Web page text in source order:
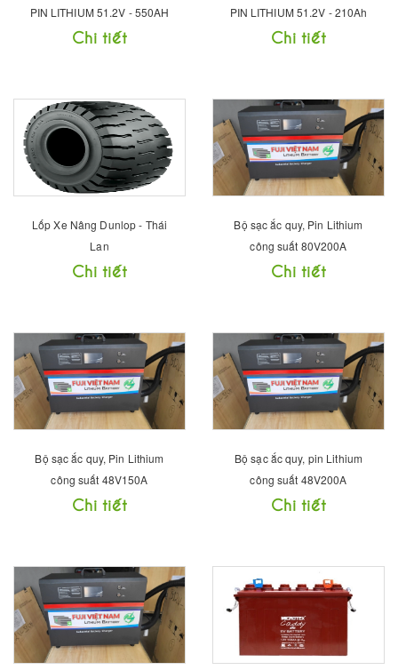
PIN LITHIUM 51.2V - 550AH
Chi tiết
PIN LITHIUM 51.2V - 210Ah
Chi tiết
Lốp Xe Nâng Dunlop - Thái
Lan
Chi tiết
Bộ sạc ắc quy, Pin Lithium
công suất 80V200A
Chi tiết
Bộ sạc ắc quy, Pin Lithium
công suất 48V150A
Chi tiết
Bộ sạc ắc quy, pin Lithium
công suất 48V200A
Chi tiết